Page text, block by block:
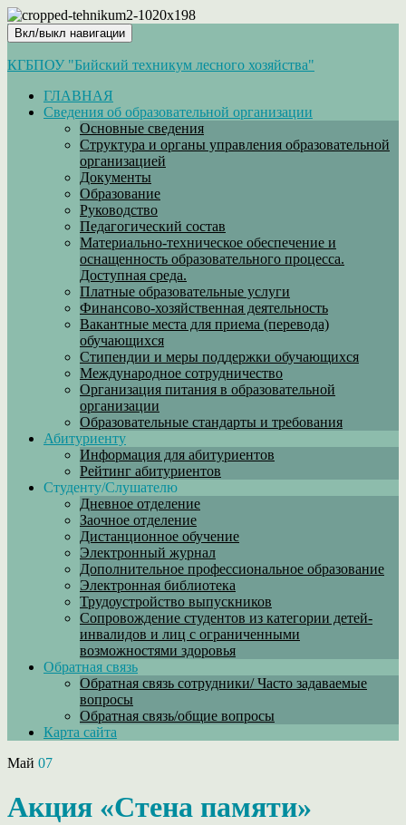
Вкл/выкл навигации
КГБПОУ "Бийский техникум лесного хозяйства"
ГЛАВНАЯ
Сведения об образовательной организации
Основные сведения
Структура и органы управления образовательной
организацией
Документы
Образование
Руководство
Педагогический состав
Материально-техническое обеспечение и
оснащенность образовательного процесса.
Доступная среда.
Платные образовательные услуги
Финансово-хозяйственная деятельность
Вакантные места для приема (перевода)
обучающихся
Стипендии и меры поддержки обучающихся
Международное сотрудничество
Организация питания в образовательной
организации
Образовательные стандарты и требования
Абитуриенту
Информация для абитуриентов
Рейтинг абитуриентов
Студенту/Слушателю
Дневное отделение
Заочное отделение
Дистанционное обучение
Электронный журнал
Дополнительное профессиональное образование
Электронная библиотека
Трудоустройство выпускников
Сопровождение студентов из категории детей-
инвалидов и лиц с ограниченными
возможностями здоровья
Обратная связь
Обратная связь сотрудники/ Часто задаваемые
вопросы
Обратная связь/общие вопросы
Карта сайта
Май 07
Акция «Стена памяти»